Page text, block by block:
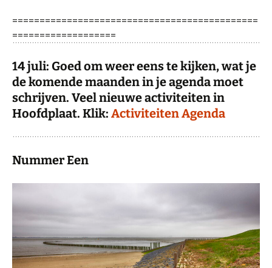
=============================================
===================
14 juli: Goed om weer eens te kijken, wat je
de komende maanden in je agenda moet
schrijven. Veel nieuwe activiteiten in
Hoofdplaat. Klik: Activiteiten Agenda
Nummer Een